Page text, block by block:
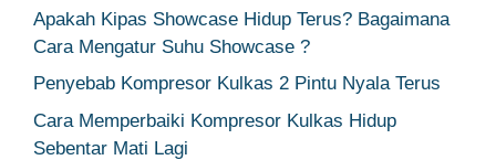
Apakah Kipas Showcase Hidup Terus? Bagaimana
Cara Mengatur Suhu Showcase ?
Penyebab Kompresor Kulkas 2 Pintu Nyala Terus
Cara Memperbaiki Kompresor Kulkas Hidup
Sebentar Mati Lagi